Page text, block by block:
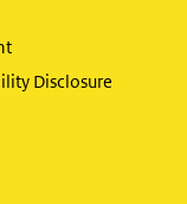
Disclosure